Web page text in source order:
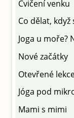
Cvičení venku
Co dělat,
Joga u moře?
Nové začátky
Otevřené
Jóga pod
Mami s mimi